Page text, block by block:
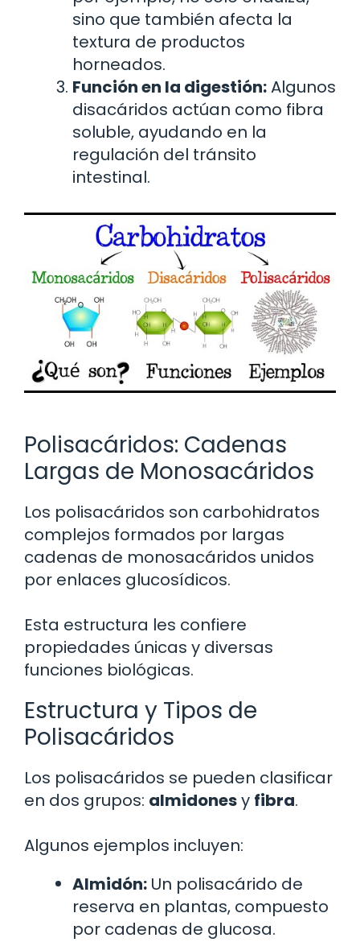
sino que también afecta la
textura de productos
horneados.
Función en la digestión:Algunos
disacáridos actúan como fibra
soluble, ayudando en la
regulación del tránsito
intestinal.
Polisacáridos: Cadenas
Largas de Monosacáridos
Los polisacáridos son carbohidratos
complejos formados por largas
cadenas de monosacáridos unidos
por enlaces glucosídicos.
Esta estructura les confiere
propiedades únicas y diversas
funciones biológicas.
Estructura y Tipos de
Polisacáridos
Los polisacáridos se pueden clasificar
en dos grupos: almidonesy fibra.
Algunos ejemplos incluyen:
Almidón: Un polisacárido de
reserva en plantas, compuesto
por cadenas de glucosa.